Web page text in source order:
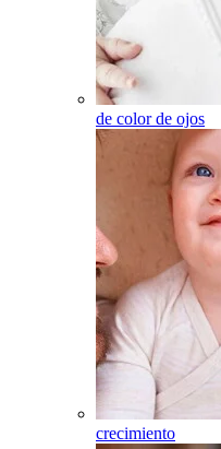
de color de ojos
crecimiento